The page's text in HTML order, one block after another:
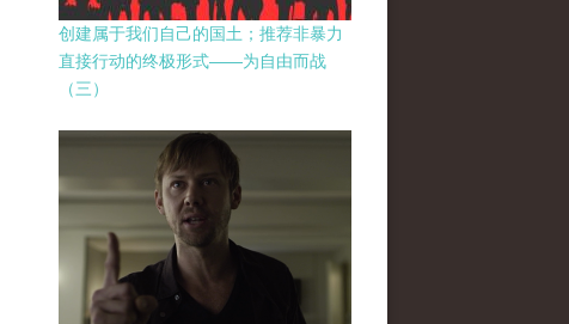
创建属于我们自己的国土；推荐非暴力
直接行动的终极形式——为自由而战
（三）